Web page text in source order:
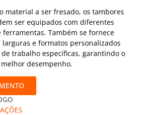
material a ser fresado, os tambores
ser equipados com diferentes
ferramentas. Também se fornece
e formatos personalizados
trabalho específicas, garantindo o
melhor desempenho.